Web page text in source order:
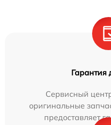
Гарантия
Сервисный
оригинальные
предоставляет